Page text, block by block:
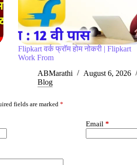
Flipkart वर्क फ्रॉम होम नोकरी | Flipkart
Work From
ABMarathi
August 6, 2026
Blog
fields are marked *
Email *